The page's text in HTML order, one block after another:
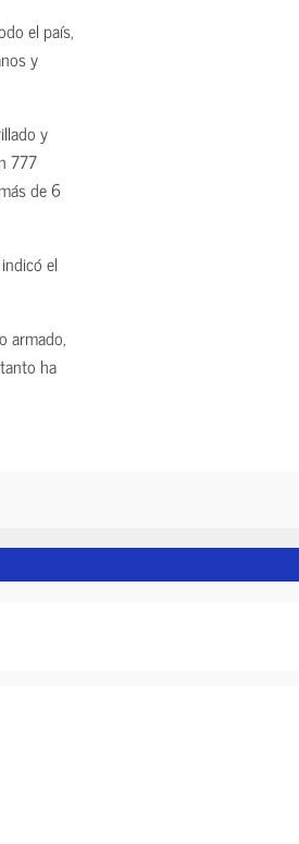
el país,
y
y
777
de 6
el
armado,
ha